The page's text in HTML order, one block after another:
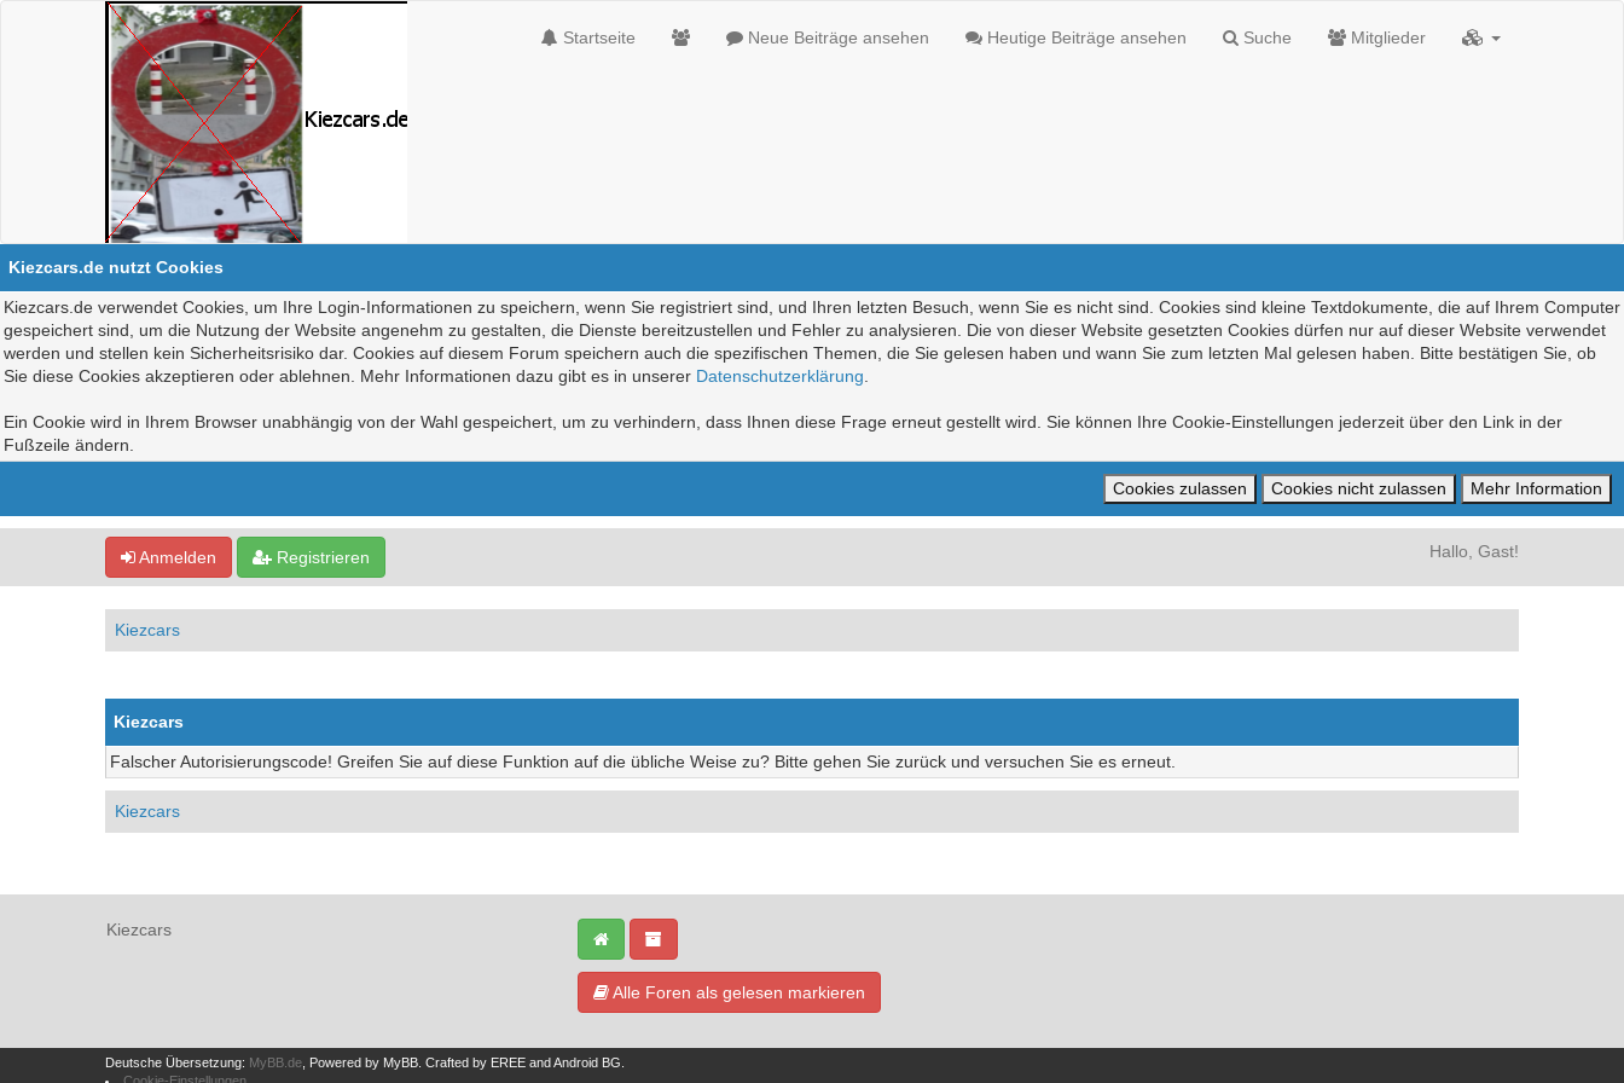
Startseite Neue Beiträge ansehen Heutige Beiträge ansehen Suche Mitglieder
Kiezcars.de nutzt Cookies
Kiezcars.de verwendet Cookies, um Ihre Login-Informationen zu speichern, wenn Sie registriert sind, und Ihren letzten Besuch, wenn Sie es nicht sind. Cookies sind kleine Textdokumente, die auf Ihrem Computer
gespeichert sind, um die Nutzung der Website angenehm zu gestalten, die Dienste bereitzustellen und Fehler zu analysieren. Die von dieser Website gesetzten Cookies dürfen nur auf dieser Website verwendet
werden und stellen kein Sicherheitsrisiko dar. Cookies auf diesem Forum speichern auch die spezifischen Themen, die Sie gelesen haben und wann Sie zum letzten Mal gelesen haben. Bitte bestätigen Sie, ob
Sie diese Cookies akzeptieren oder ablehnen. Mehr Informationen dazu gibt es in unserer Datenschutzerklärung
Ein Cookie wird in Ihrem Browser unabhängig von der Wahl gespeichert, um zu verhindern, dass Ihnen diese Frage erneut gestellt wird. Sie können Ihre Cookie-Einstellungen jederzeit über den Link in der
Fußzeile ändern.
Anmelden Registrieren Hallo, Gast!
Kiezcars
Kiezcars
Falscher Autorisierungscode! Greifen Sie auf diese Funktion auf die übliche Weise zu? Bitte gehen Sie zurück und versuchen Sie es erneut.
Kiezcars
Kiezcars
Alle Foren als gelesen markieren
Deutsche Übersetzung: MyBB.de , Powered by MyBB Crafted by EREE andAndroid BG